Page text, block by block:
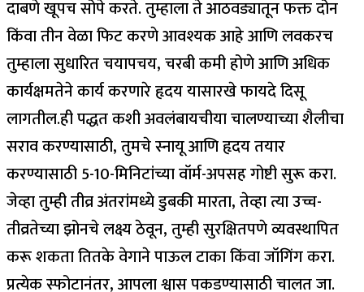
दाबणे खूपच सोपे करते.तुम्हाला ते आठवड्यातून फक्त दोन
किंवा तीन वेळा फिट करणे आवश्यक आहे आणि लवकरच
तुम्हाला सुधारित चयापचय, चरबी कमी होणे आणि अधिक
कार्यक्षमतेने कार्य करणारे हृदय यासारखे फायदे दिसू
लागतील.ही पद्धत कशी अवलंबायचीया चालण्याच्या शैलीचा
सराव करण्यासाठी, तुमचे स्नायू आणि हृदय तयार
करण्यासाठी 5-10-मिनिटांच्या वॉर्म-अपसह गोष्टी सुरू करा.
जेव्हा तुम्ही तीव्र अंतरांमध्ये डुबकी मारता, तेव्हा त्या उच्च-
तीव्रतेच्या झोनचे लक्ष्य ठेवून, तुम्ही सुरक्षितपणे व्यवस्थापित
करू शकता तितके वेगाने पाऊल टाका किंवा जॉगिंग करा.
प्रत्येक स्फोटानंतर, आपला श्वास पकडण्यासाठी चालत जा.